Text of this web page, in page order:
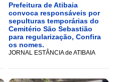
Prefeitura de Atibaia
convoca responsáveis por
sepulturas temporárias do
Cemitério São Sebastião
para regularização, Confira
os nomes.
JORNAL ESTÂNCIA de ATIBAIA